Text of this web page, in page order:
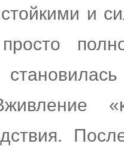
стойкими и